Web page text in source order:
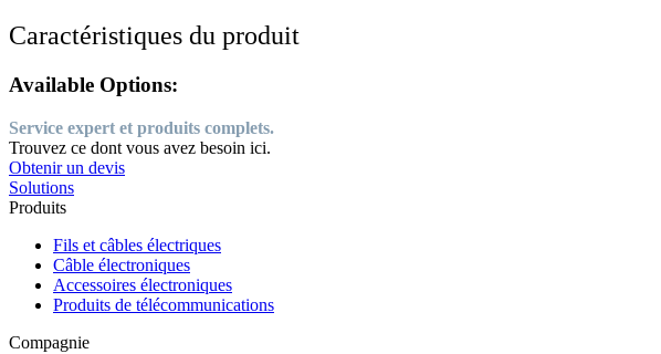
Caractéristiques du produit
Available Options:
Service expert et produits complets.
Trouvez ce dont vous avez besoin ici.
Obtenir un devis
Solutions
Produits
Fils et câbles électriques
Câble électroniques
Accessoires électroniques
Produits de télécommunications
Compagnie